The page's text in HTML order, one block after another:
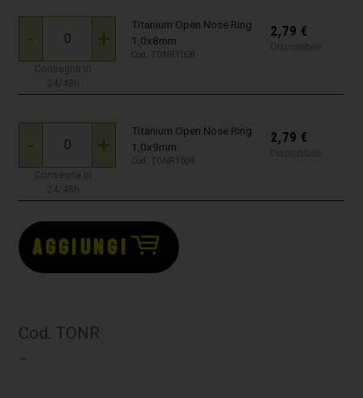
- +
Consegna in
24/48h
Titanium Open Nose Ring
1,0x8mm
Cod. TONR1008
2,79 €
Disponibile
- +
Consegna in
24/48h
Titanium Open Nose Ring
1,0x9mm
Cod. TONR1009
2,79 €
Disponibile
AGGIUNGI
Cod. TONR
–